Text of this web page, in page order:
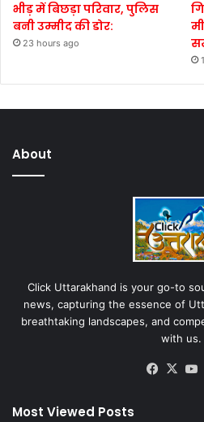
भीड़ में बिछड़ा परिवार, पुलिस
बनी उम्मीद की डोर:
23 hours ago
About
Click Uttarakhand is your go-to
news, capturing the essence of
breathtaking landscapes, and
with us.
X
Most Viewed Posts